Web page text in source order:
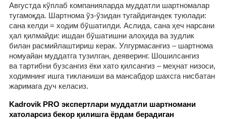
Августда кўплаб компанияларда муддатли шартномалар
тугамоқда. Шартнома ўз-ўзидан тугайдигандек туюлади:
сана келди = ходим бўшатилди. Аслида, сана ҳеч нарсани
ҳал қилмайди: ишдан бўшатишни алоҳида ва зудлик
билан расмийлаштириш керак. Улгурмасангиз – шартнома
номуайан муддатга тузилган, деяверинг. Шошилсангиз
ва тартибни бузсангиз ёки хато қилсангиз – меҳнат низоси,
ходимнинг ишга тикланиши ва мансабдор шахсга нисбатан
жаримага дуч келасиз.
Kadrovik PRO экспертлари муддатли шартномани
хатоларсиз бекор қилишга ёрдам берадиган